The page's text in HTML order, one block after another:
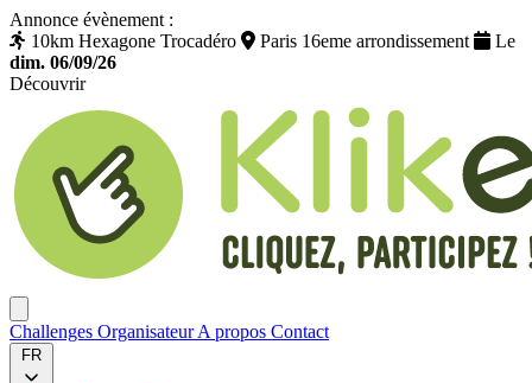
Annonce évènement :
10km Hexagone Trocadéro
Paris 16eme arrondissement
Le
dim. 06/09/26
Découvrir
Challenges OrganisateurA propos Contact
FR